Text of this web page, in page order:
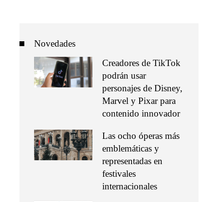
Novedades
Creadores de TikTok
podrán usar
personajes de Disney,
Marvel y Pixar para
contenido innovador
Las ocho óperas más
emblemáticas y
representadas en
festivales
internacionales